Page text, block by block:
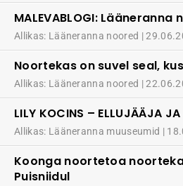
MALEVABLOGI:
Allikas: Lääneranna noored
Noortekas on suvel seal,
Allikas: Lääneranna noored
LILY KOCINS – ELLUJÄÄJA
Allikas: Lääneranna muuseumid
Koonga noortetoa
Puisniidul